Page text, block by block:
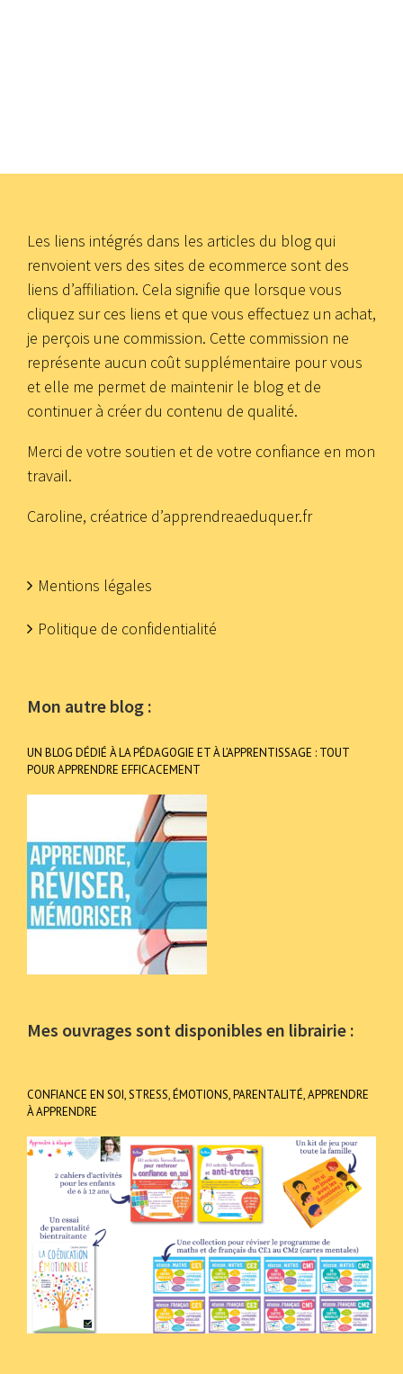
Les liens intégrés dans les articles du blog qui
renvoient vers des sites de ecommerce sont des
liens d’affiliation. Cela signifie que lorsque vous
cliquez sur ces liens et que vous effectuez un achat,
je perçois une commission. Cette commission ne
représente aucun coût supplémentaire pour vous
et elle me permet de maintenir le blog et de
continuer à créer du contenu de qualité.
Merci de votre soutien et de votre confiance en mon
travail.
Caroline, créatrice d’apprendreaeduquer.fr
Mentions légales
Politique de confidentialité
Mon autre blog :
UN BLOG DÉDIÉ À LA PÉDAGOGIE ET À L’APPRENTISSAGE : TOUT
POUR APPRENDRE EFFICACEMENT
Mes ouvrages sont disponibles en librairie :
CONFIANCE EN SOI, STRESS, ÉMOTIONS, PARENTALITÉ, APPRENDRE
À APPRENDRE